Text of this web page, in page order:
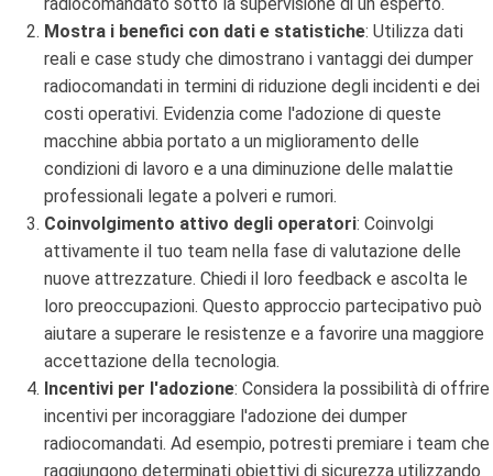
Mostra i benefici con dati e statistiche: Utilizza dati
reali e case study che dimostrano i vantaggi dei dumper
radiocomandati in termini di riduzione degli incidenti e dei
costi operativi. Evidenzia come l'adozione di queste
macchine abbia portato a un miglioramento delle
condizioni di lavoro e a una diminuzione delle malattie
professionali legate a polveri e rumori.
Coinvolgimento attivo degli operatori: Coinvolgi
attivamente il tuo team nella fase di valutazione delle
nuove attrezzature. Chiedi il loro feedback e ascolta le
loro preoccupazioni. Questo approccio partecipativo può
aiutare a superare le resistenze e a favorire una maggiore
accettazione della tecnologia.
Incentivi per l'adozione: Considera la possibilità di offrire
incentivi per incoraggiare l'adozione dei dumper
radiocomandati. Ad esempio, potresti premiare i team che
raggiungono determinati obiettivi di sicurezza utilizzando